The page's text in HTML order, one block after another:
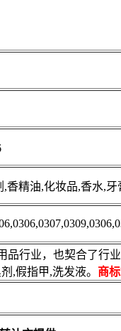
香精油,化妆品,香水,
品行业，也契合了行
,假指甲,洗发液。 商